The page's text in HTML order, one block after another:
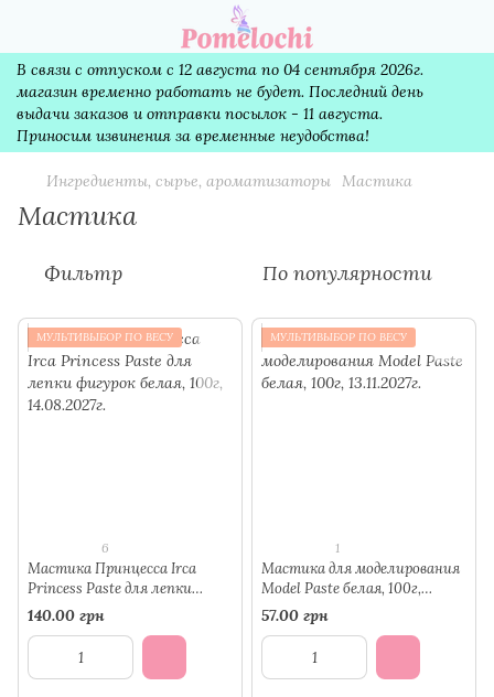
В связи с отпуском с 12 августа по 04 сентября 2026г.
магазин временно работать не будет. Последний день
выдачи заказов и отправки посылок - 11 августа.
Приносим извинения за временные неудобства!
Ингредиенты, сырье, ароматизаторы Мастика
Мастика
Фильтр По популярности
МУЛЬТИВЫБОР ПО ВЕСУ
6
Мастика Принцесса Irca
Princess Paste для лепки
фигурок белая, 100г,
14.08.2027г.
140.00 грн
МУЛЬТИВЫБОР ПО ВЕСУ
1
Мастика для моделирования
Model Paste белая, 100г,
13.11.2027г.
57.00 грн